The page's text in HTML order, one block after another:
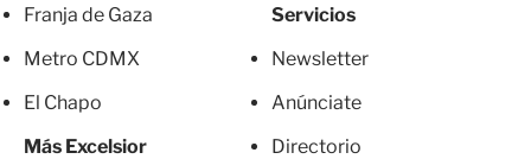
Franja de Gaza
Metro CDMX
El Chapo
Más Excelsior
Servicios
Newsletter
Anúnciate
Directorio